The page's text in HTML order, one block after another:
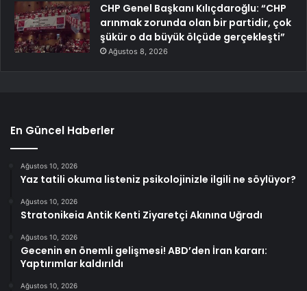
CHP Genel Başkanı Kılıçdaroğlu: “CHP
arınmak zorunda olan bir partidir, çok
şükür o da büyük ölçüde gerçekleşti”
Ağustos 8, 2026
En Güncel Haberler
Ağustos 10, 2026
Yaz tatili okuma listeniz psikolojinizle ilgili ne söylüyor?
Ağustos 10, 2026
Stratonikeia Antik Kenti Ziyaretçi Akınına Uğradı
Ağustos 10, 2026
Gecenin en önemli gelişmesi! ABD’den İran kararı:
Yaptırımlar kaldırıldı
Ağustos 10, 2026